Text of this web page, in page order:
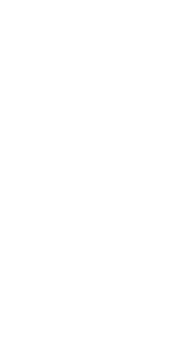
службы